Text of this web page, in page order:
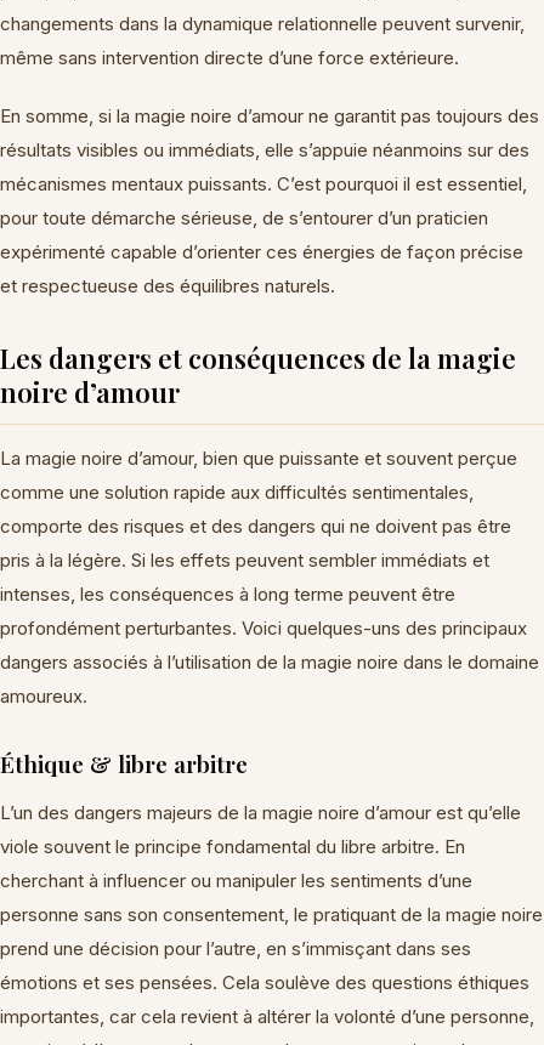
changements dans la dynamique relationnelle peuvent survenir,
même sans intervention directe d’une force extérieure.
En somme, si la magie noire d’amour ne garantit pas toujours des
résultats visibles ou immédiats, elle s’appuie néanmoins sur des
mécanismes mentaux puissants. C’est pourquoi il est essentiel,
pour toute démarche sérieuse, de s’entourer d’un praticien
expérimenté capable d’orienter ces énergies de façon précise
et respectueuse des équilibres naturels.
Les dangers et conséquences de la magie
noire d’amour
La magie noire d’amour, bien que puissante et souvent perçue
comme une solution rapide aux difficultés sentimentales,
comporte des risques et des dangers qui ne doivent pas être
pris à la légère. Si les effets peuvent sembler immédiats et
intenses, les conséquences à long terme peuvent être
profondément perturbantes. Voici quelques-uns des principaux
dangers associés à l’utilisation de la magie noire dans le domaine
amoureux.
Éthique & libre arbitre
L’un des dangers majeurs de la magie noire d’amour est qu’elle
viole souvent le principe fondamental du libre arbitre. En
cherchant à influencer ou manipuler les sentiments d’une
personne sans son consentement, le pratiquant de la magie noire
prend une décision pour l’autre, en s’immisçant dans ses
émotions et ses pensées. Cela soulève des questions éthiques
importantes, car cela revient à altérer la volonté d’une personne,